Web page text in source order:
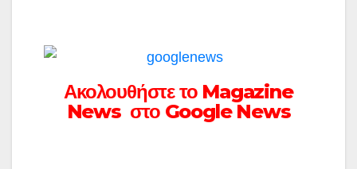
Ακολουθήστε το Magazine
News στο Google News